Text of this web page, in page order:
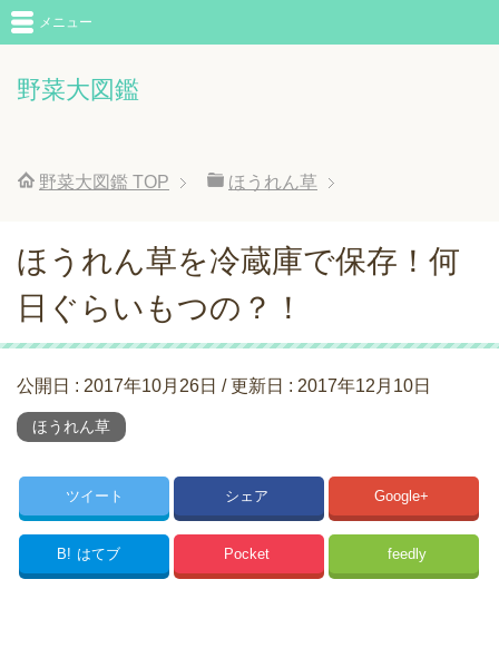
野菜大図鑑
メニュー
野菜大図鑑 TOP ほうれん草
ほうれん草を冷蔵庫で保存！何
日ぐらいもつの？！
公開日 : 2017年10月26日 / 更新日 : 2017年12月10日
ほうれん草
ツイート シェア Google+
B! はてブ Pocket feedly